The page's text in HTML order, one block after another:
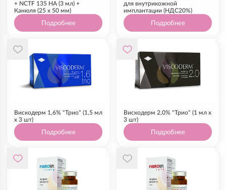
+ NCTF 135 HA (3 мл) +
Канюля (25 х 50 мм)
Подробнее
для внутрикожной
имплантации (НДС20%)
Подробнее
Вискодерм 1,6% "Трио" (1,5 мл
х 3 шт)
Подробнее
Вискодерм 2,0% "Трио" (1 мл х
3 шт)
Подробнее